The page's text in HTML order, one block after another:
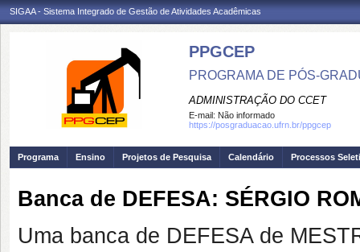
SIGAA - Sistema Integrado de Gestão de Atividades Acadêmicas
PPGCEP
PROGRAMA DE PÓS-
ADMINISTRAÇÃO DO CCET
E-mail: Não informado
https://posgraduacao.ufrn.br/ppgcep
Programa Ensino Projetos de Pesquisa Calendário Processos
Banca de DEFESA: SÉRGIO
Uma banca de DEFESA de